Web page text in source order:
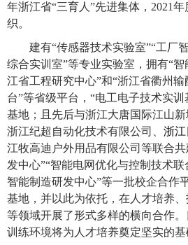
年浙江省“三育人”先进集体，2021
织。
建有“传感器技术实验室”“工厂
综合实训室”等专业实验室，拥有“智
江省工程研究中心”和“浙江省衢州
台”等省级平台，“电工电子技术实训
基地；且先后与浙江大唐国际江山新
浙江纪超自动化技术有限公司、 浙江
江牧高迪户外用品有限公司等联合共
发中心”“智能电网优化与控制技术
智能制造研发中心”等一批校企合作
基地，并以此为依托，在人才培养
等领域开展了形式多样的横向合作
训练环境将为人才培养奠定坚实的基